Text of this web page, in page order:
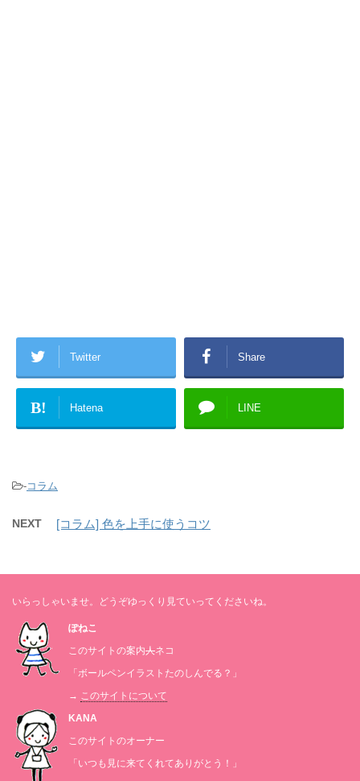
Twitter Share
B! Hatena LINE
-コラム
NEXT [コラム] 色を上手に使うコツ
いらっしゃいませ。どうぞゆっくり見ていってくださいね。
ぽねこ
このサイトの案内人ネコ
「ボールペンイラストたのしんでる？」
→ このサイトについて
KANA
このサイトのオーナー
「いつも見に来てくれてありがとう！」